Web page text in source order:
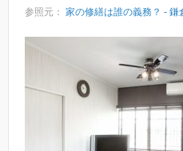
参照元： 家の修繕は誰の義務？ -